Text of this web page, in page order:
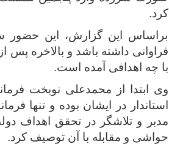
کرد.
براساس این گزارش، این حضور
فراوانی داشته باشد و بالاخره پس
با چه اهدافی آمده است.
وی ابتدا از محمدعلی نوبخت
استاندار در ایشان بوده و تنها
مدبر و تلاشگر در تحقق اهداف
حواشی و مقابله با آن توصیف کرد.